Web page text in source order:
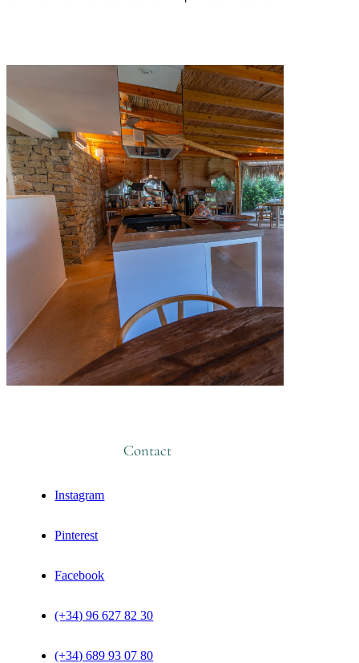
Contact
(+34) 689 93 07 80
(+34) 96 627 82 30
Facebook
Pinterest
Instagram